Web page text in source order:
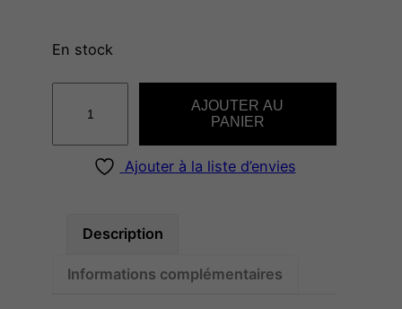
En stock
a
AJOUTER AU
PANIER
Ajouter à la liste d’envies
Description
Informations complémentaires